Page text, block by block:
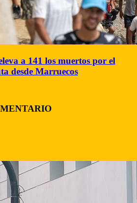
a 141 los muertos por el
desde Marruecos